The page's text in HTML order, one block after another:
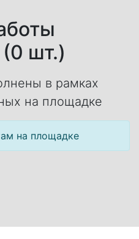
шт.)
в рамках
на площадке
на площадке